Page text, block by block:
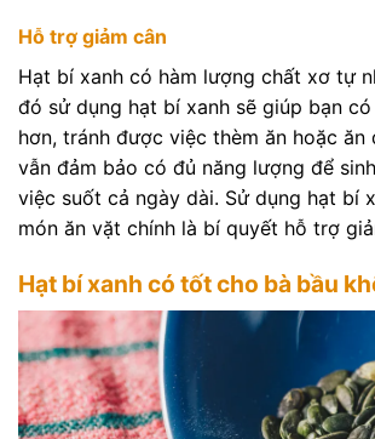
Hỗ trợ giảm cân
Hạt bí xanh có hàm lượng chất xơ tự
đó sử dụng hạt bí xanh sẽ giúp bạn
hơn, tránh được việc thèm ăn hoặc ăn
vẫn đảm bảo có đủ năng lượng để
việc suốt cả ngày dài. Sử dụng hạt bí
món ăn vặt chính là bí quyết hỗ trợ
Hạt bí xanh có tốt cho bà bầu